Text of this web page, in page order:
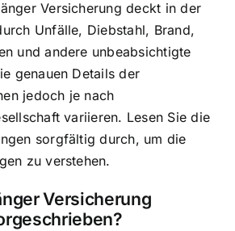
Versicherung deckt in der
Unfälle, Diebstahl, Brand,
und andere unbeabsichtigte
genauen Details der
jedoch je nach
variieren. Lesen Sie die
sorgfältig durch, um die
zu verstehen.
Versicherung